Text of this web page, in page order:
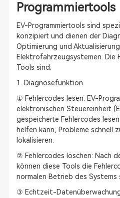
Programmiertools
EV-Programmiertools sind
konzipiert und dienen der
Optimierung und
Elektrofahrzeugsystemen.
Tools sind:
1. Diagnosefunktion
① Fehlercodes lesen: EV-
elektronischen Steuereinheit
gespeicherte Fehlercodes
helfen kann, Probleme schnell
lokalisieren.
② Fehlercodes löschen: Nach
können diese Tools die
normalen Betrieb des Systems
③ Echtzeit-